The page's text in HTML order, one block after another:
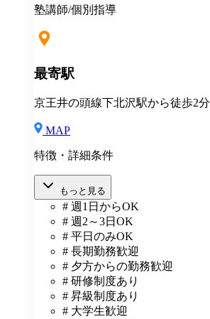
塾講師/個別指導
最寄駅
京王井の頭線下北沢駅から徒歩2分
MAP
特徴・詳細条件
もっと見る
# 週1日からOK
# 週2～3日OK
# 平日のみOK
# 長期勤務歓迎
# 夕方からの勤務歓迎
# 研修制度あり
# 昇級制度あり
# 大学生歓迎